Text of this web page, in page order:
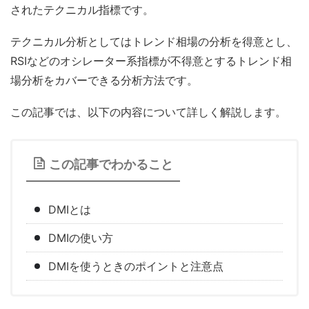
されたテクニカル指標です。
テクニカル分析としてはトレンド相場の分析を得意とし、
RSIなどのオシレーター系指標が不得意とするトレンド相
場分析をカバーできる分析方法です。
この記事では、以下の内容について詳しく解説します。
この記事でわかること
DMIとは
DMIの使い方
DMIを使うときのポイントと注意点